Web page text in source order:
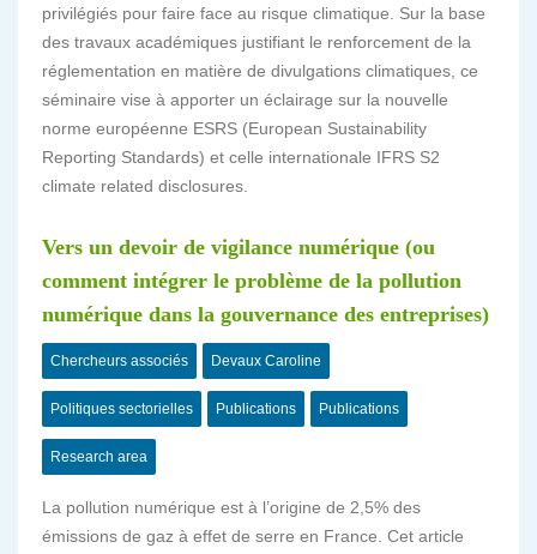
privilégiés pour faire face au risque climatique. Sur la base
des travaux académiques justifiant le renforcement de la
réglementation en matière de divulgations climatiques, ce
séminaire vise à apporter un éclairage sur la nouvelle
norme européenne ESRS (European Sustainability
Reporting Standards) et celle internationale IFRS S2
climate related disclosures.
Vers un devoir de vigilance numérique (ou
comment intégrer le problème de la pollution
numérique dans la gouvernance des entreprises)
Chercheurs associés Devaux Caroline
Politiques sectorielles Publications Publications
Research area
La pollution numérique est à l’origine de 2,5% des
émissions de gaz à effet de serre en France. Cet article